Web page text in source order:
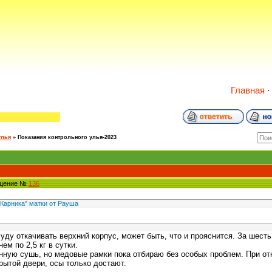
Главная ·
» Показания контрольного улья-2023
№ 136
матки от Рауша
откачивать верхний корпус, может быть, что и прояснится. За
по 2,5 кг в сутки.
сушь, но медовые рамки пока отбираю без особых проблем. При
двери, осы только достают.